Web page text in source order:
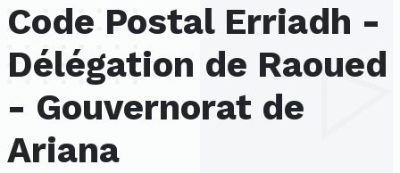
Code Postal Erriadh -
Délégation de Raoued
- Gouvernorat de
Ariana